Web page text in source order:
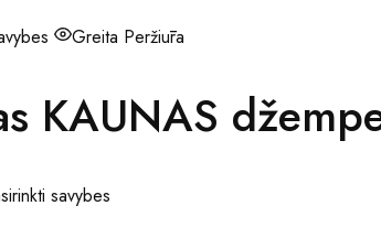
Greita Peržiūra
KAUNAS
savybes